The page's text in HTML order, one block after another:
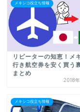
メキシコ役立ち情報
リピーターの知恵！メ
行き航空券を安く買う
まとめ
2018
メキシコ役立ち情報